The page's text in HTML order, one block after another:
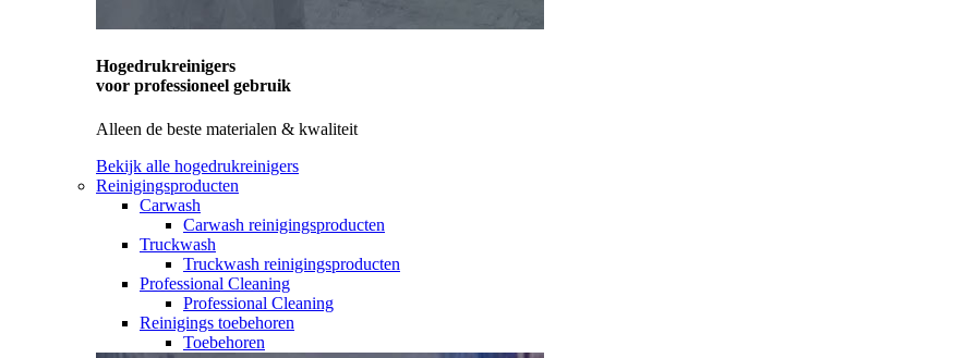
Hogedrukreinigers
voor professioneel gebruik
Alleen de beste materialen & kwaliteit
Bekijk alle hogedrukreinigers
Reinigingsproducten
Carwash
Carwash reinigingsproducten
Truckwash
Truckwash reinigingsproducten
Professional Cleaning
Professional Cleaning
Reinigings toebehoren
Toebehoren